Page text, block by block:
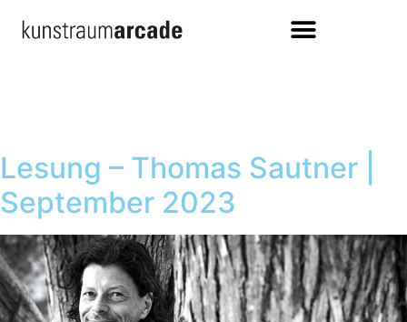
Lesung – Thomas Sautner |
September 2023